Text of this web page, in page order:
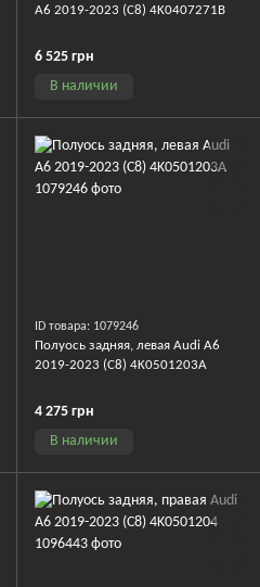
A6 2019-2023 (C8) 4K0407271B
6 525 грн
В наличии
ID товара: 1079246
Полуось задняя, ​​левая Audi A6
2019-2023 (C8) 4K0501203A
4 275 грн
В наличии